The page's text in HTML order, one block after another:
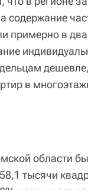
содержание
примерно в
в
области
тысячи